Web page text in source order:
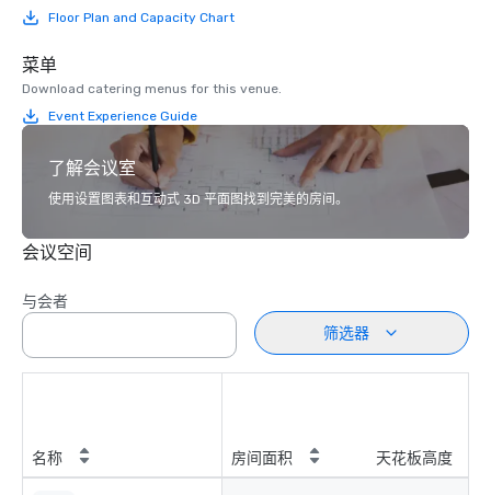
Floor Plan and Capacity Chart
菜单
Download catering menus for this venue.
Event Experience Guide
了解会议室
使用设置图表和互动式 3D 平面图找到完美的房间。
会议空间
与会者
筛选器
名称 房间面积 天花板高度